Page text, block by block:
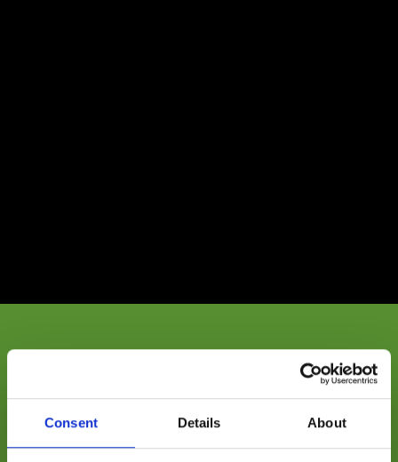
Consent Details About
(+351) 914 539 511
(Chamada para a rede móvel nacional)